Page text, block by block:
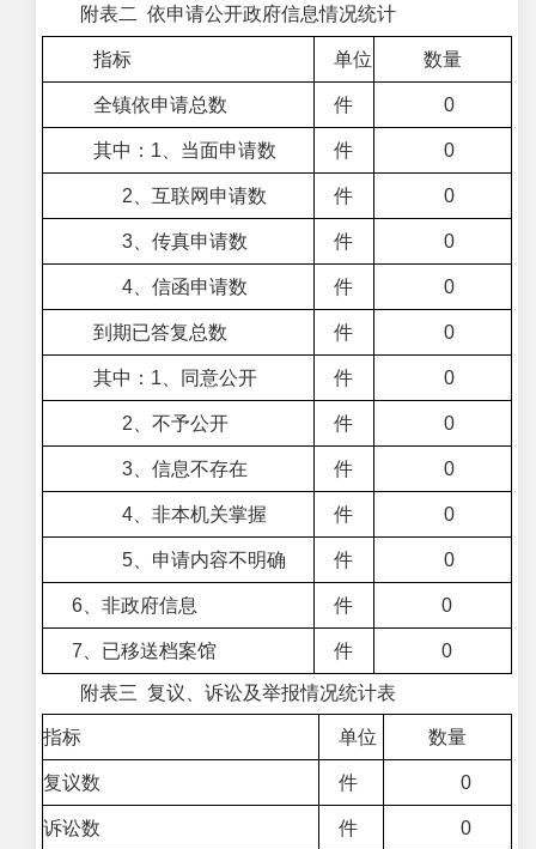
附表二 依申请公开政府信息情况统计
指标 单位 数量
全镇依申请总数 件 0
其中：1、当面申请数 件 0
2、互联网申请数 件 0
3、传真申请数 件 0
4、信函申请数 件 0
到期已答复总数 件 0
其中：1、同意公开 件 0
2、不予公开 件 0
3、信息不存在 件 0
4、非本机关掌握 件 0
5、申请内容不明确 件 0
6、非政府信息 件 0
7、已移送档案馆 件 0
附表三 复议、诉讼及举报情况统计表
指标 单位 数量
复议数 件 0
诉讼数 件 0